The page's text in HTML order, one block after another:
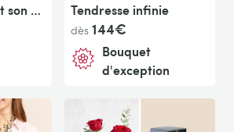
Rose éternelle et son soliflore Tendresse infinie
dès 144€
Bouquet
d'exception